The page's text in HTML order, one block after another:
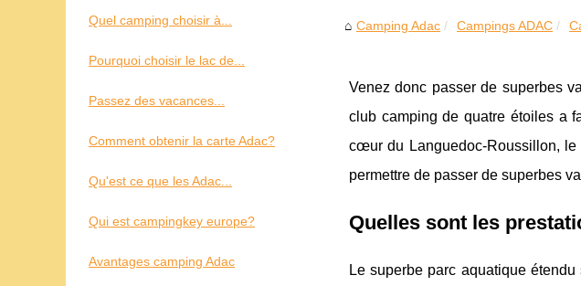
Camping Adac Campings ADAC
Venez donc passer de superbes
club camping de quatre étoiles a
cœur du Languedoc-Roussillon, le
permettre de passer de superbes
Quelles sont les
Le superbe parc aquatique
Quel camping choisir à...
Pourquoi choisir le lac de...
Passez des vacances...
Comment obtenir la carte Adac?
Qu'est ce que les Adac...
Qui est campingkey europe?
Avantages camping Adac